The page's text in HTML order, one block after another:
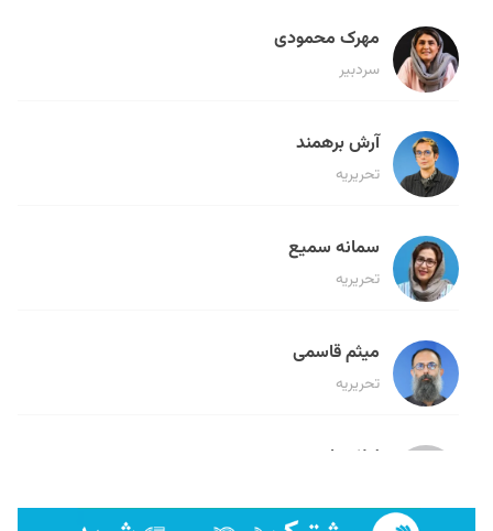
مهرک محمودی
سردبیر
آرش برهمند
تحریریه
سمانه سمیع
تحریریه
میثم قاسمی
تحریریه
لیلا حنارود